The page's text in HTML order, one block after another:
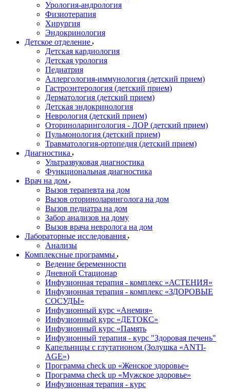
Урология-андрология
Физиотерапия
Хирургия
Эндокринология
Детское отделение
Детская кардиология
Детская урология
Педиатрия
Аллергология-иммунология (детский прием)
Гастроэнтерология (детский прием)
Дерматология (детский прием)
Детская эндокринология
Неврология (детский прием)
Оториноларингология - ЛОР (детский прием)
Пульмонология (детский прием)
Травматология-ортопедия (детский прием)
Диагностика
Ультразвуковая диагностика
Функциональная диагностика
Врач на дом
Вызов терапевта на дом
Вызов оториноларинголога на дом
Вызов педиатра на дом
Забор анализов на дому
Вызов врача невролога на дом
Лабораторные исследования
Анализы
Комплексные программы
Ведение беременности
Дневной Стационар
Инфузионная терапия - комплекс «АСТЕНИЯ»
Инфузионная терапия - комплекс «ЗДОРОВЫЕ
СОСУДЫ»
Инфузионный курс «Анемия»
Инфузионный курс «ДЕТОКС»
Инфузионный курс «Память
Инфузионный терапия - курс "Здоровая печень"
Капельницы с глутатионом (Золушка «ANTI-
AGE»)
Программа check up «Женское здоровье»
Программа check up «Мужское здоровье»
Инфузионная терапия - курс